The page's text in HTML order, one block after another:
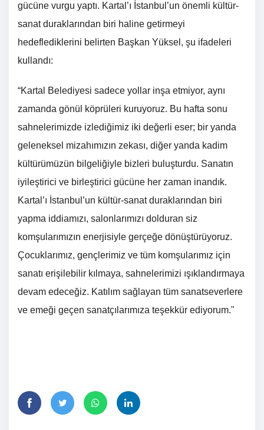
gücüne vurgu yaptı. Kartal’ı İstanbul’un önemli kültür-
sanat duraklarından biri haline getirmeyi
hedeflediklerini belirten Başkan Yüksel, şu ifadeleri
kullandı:
“Kartal Belediyesi sadece yollar inşa etmiyor, aynı
zamanda gönül köprüleri kuruyoruz. Bu hafta sonu
sahnelerimizde izlediğimiz iki değerli eser; bir yanda
geleneksel mizahımızın zekası, diğer yanda kadim
kültürümüzün bilgeliğiyle bizleri buluşturdu. Sanatın
iyileştirici ve birleştirici gücüne her zaman inandık.
Kartal’ı İstanbul’un kültür-sanat duraklarından biri
yapma iddiamızı, salonlarımızı dolduran siz
komşularımızın enerjisiyle gerçeğe dönüştürüyoruz.
Çocuklarımız, gençlerimiz ve tüm komşularımız için
sanatı erişilebilir kılmaya, sahnelerimizi ışıklandırmaya
devam edeceğiz. Katılım sağlayan tüm sanatseverlere
ve emeği geçen sanatçılarımıza teşekkür ediyorum."